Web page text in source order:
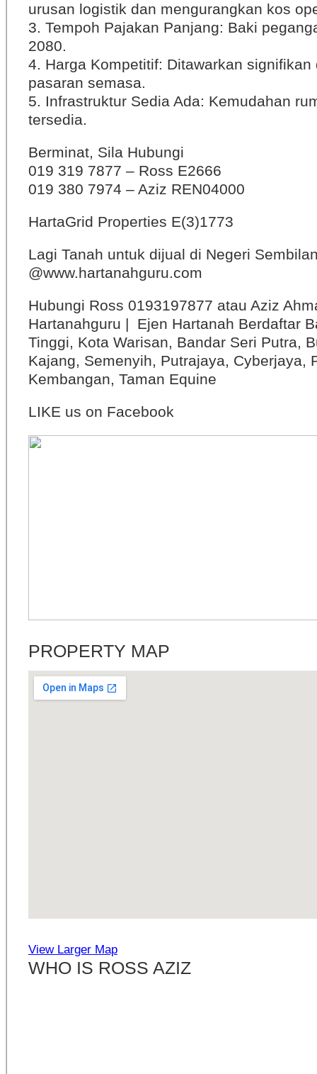
urusan logistik dan mengurangkan kos
3. Tempoh Pajakan Panjang: Baki
2080.
4. Harga Kompetitif: Ditawarkan
pasaran semasa.
5. Infrastruktur Sedia Ada: Kemudahan
tersedia.
Berminat, Sila Hubungi
019 319 7877 – Ross E2666
019 380 7974 – Aziz REN04000
HartaGrid Properties E(3)1773
Lagi Tanah untuk dijual di Negeri
@www.hartanahguru.com
Hubungi Ross 0193197877 atau Aziz
Hartanahguru | Ejen Hartanah Berdaftar
Tinggi, Kota Warisan, Bandar Seri Putra,
Kajang, Semenyih, Putrajaya, Cyberjaya,
Kembangan, Taman Equine
LIKE us on Facebook
PROPERTY MAP
View Larger Map
WHO IS ROSS AZIZ